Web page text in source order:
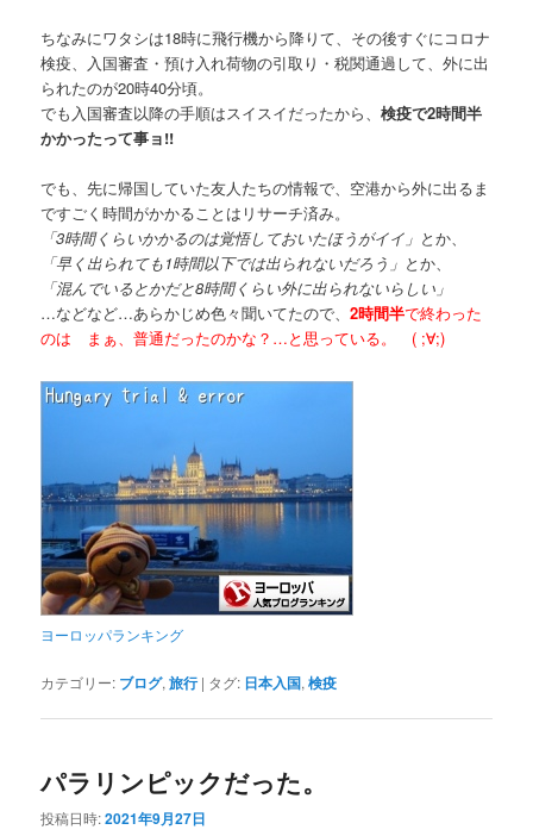
ちなみにワタシは18時に飛行機から降りて、その後すぐにコロナ
検疫、入国審査・預け入れ荷物の引取り・税関通過して、外に出
られたのが20時40分頃。
でも入国審査以降の手順はスイスイだったから、検疫で2時間半
かかったって事ョ!!
でも、先に帰国していた友人たちの情報で、空港から外に出るま
ですごく時間がかかることはリサーチ済み。
「3時間くらいかかるのは覚悟しておいたほうがイイ」 とか、
「早く出られても1時間以下では出られないだろう」 とか、
「混んでいるとかだと8時間くらい外に出られないらしい」
…などなど…あらかじめ色々聞いてたので、2時間半で終わった
のは まぁ、普通だったのかな？…と思っている。 ( ;∀;)
ヨーロッパランキング
カテゴリー: ブログ,旅行 | タグ: 日本入国,検疫
パラリンピックだった。
投稿日時:2021年9月27日